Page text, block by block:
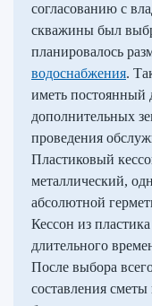
согласованию с
скважины был
планировалось
водоснабжения.
иметь постоянный
дополнительных
проведения
Пластиковый
металлический,
абсолютной
Кессон из
длительного
После выбора
составления